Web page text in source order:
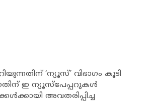
‘ന്യൂസ്’ വിഭാഗം കൂടി
ഇ ന്യൂസ്‌പേപ്പറുകള്‍
അവതരിപ്പിച്ച